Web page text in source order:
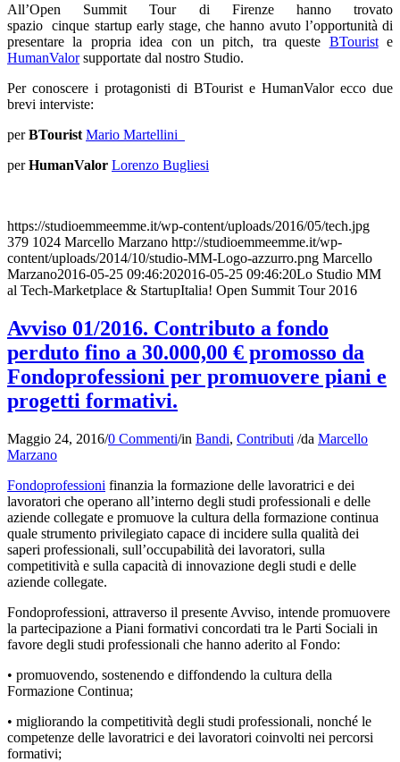
All’Open Summit Tour di Firenze hanno trovato
spazio cinque startup early stage, che hanno avuto l’opportunità di
presentare la propria idea con un pitch, tra queste BTouriste
HumanValorsupportate dal nostro Studio.
Per conoscere i protagonisti di BTourist e HumanValor ecco due
brevi interviste:
perBTourist Mario Martellini
perHumanValor Lorenzo Bugliesi
https://studioemmeemme.it/wp-content/uploads/2016/05/tech.jpg
379 1024 Marcello Marzano http://studioemmeemme.it/wp-
content/uploads/2014/10/studio-MM-Logo-azzurro.png Marcello
Marzano2016-05-25 09:46:202016-05-25 09:46:20Lo Studio MM
al Tech-Marketplace & StartupItalia! Open Summit Tour 2016
Avviso 01/2016. Contributo a fondo
perduto fino a 30.000,00 € promosso da
Fondoprofessioni per promuovere piani e
progetti formativi.
Maggio 24, 2016/0 Commenti/in Bandi, Contributi /da Marcello
Marzano
Fondoprofessioni finanzia la formazione delle lavoratrici e dei
lavoratori che operano all’interno degli studi professionali e delle
aziende collegate e promuove la cultura della formazione continua
quale strumento privilegiato capace di incidere sulla qualità dei
saperi professionali, sull’occupabilità dei lavoratori, sulla
competitività e sulla capacità di innovazione degli studi e delle
aziende collegate.
Fondoprofessioni, attraverso il presente Avviso, intende promuovere
la partecipazione a Piani formativi concordati tra le Parti Sociali in
favore degli studi professionali che hanno aderito al Fondo:
• promuovendo, sostenendo e diffondendo la cultura della
Formazione Continua;
• migliorando la competitività degli studi professionali, nonché le
competenze delle lavoratrici e dei lavoratori coinvolti nei percorsi
formativi;